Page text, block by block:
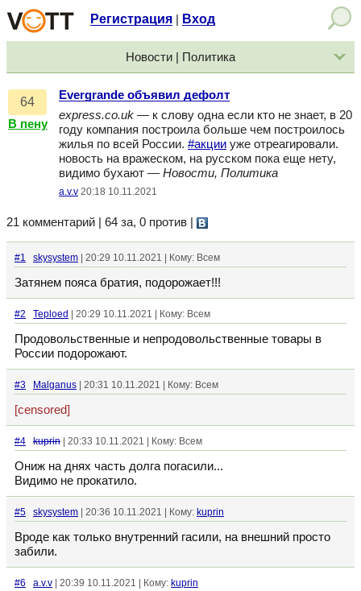
Регистрация Вход
Новости | Политика
64
В пену
Evergrande объявил дефолт
express.co.uk — к слову одна если кто не знает, в 20
году компания построила больше чем построилось
жилья по всей России. #акции уже отреагировали.
новость на вражеском, на русском пока еще нету,
видимо бухают — Новости, Политика
a.v.v 20:18 10.11.2021
21 комментарий | 64 за, 0 против
#1 skysystem | 20:29 10.11.2021 | Кому: Всем
Затянем пояса братия, подорожает!!!
#2 Teploed | 20:29 10.11.2021 | Кому: Всем
Продовольственные и непродовольственные товары в
России подорожают.
#3 Malganus | 20:31 10.11.2021 | Кому: Всем
[censored]
#4 kuprin | 20:33 10.11.2021 | Кому: Всем
Ониж на днях часть долга погасили...
Видимо не прокатило.
#5 skysystem | 20:36 10.11.2021 | Кому: kuprin
Вроде как только внутренний гасили, на внешний просто
забили.
#6 a.v.v | 20:39 10.11.2021 | Кому: kuprin